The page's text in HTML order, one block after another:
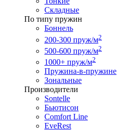
Складные
По типу пружин
Боннель
200-300 пруж/м2
500-600 пруж/м2
1000+ пруж/м2
Пружина-в-пружине
Зональные
Производители
Sontelle
Бьютисон
Comfort Line
EveRest